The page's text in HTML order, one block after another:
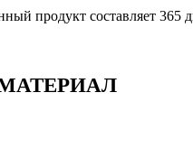
продукт составляет 365